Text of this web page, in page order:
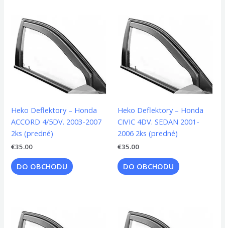
Heko Deflektory – Honda
ACCORD 4/5DV. 2003-2007
2ks (predné)
€35.00
DO OBCHODU
Heko Deflektory – Honda
CIVIC 4DV. SEDAN 2001-
2006 2ks (predné)
€35.00
DO OBCHODU